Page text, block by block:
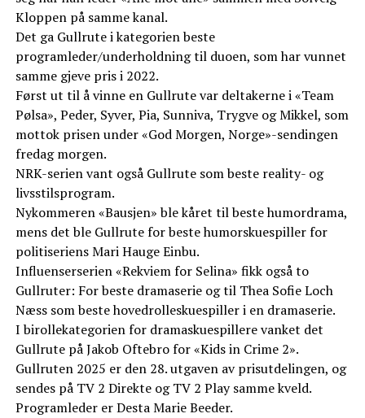
Kloppen på samme kanal.
Det ga Gullrute i kategorien beste
programleder/underholdning til duoen, som har vunnet
samme gjeve pris i 2022.
Først ut til å vinne en Gullrute var deltakerne i «Team
Pølsa», Peder, Syver, Pia, Sunniva, Trygve og Mikkel, som
mottok prisen under «God Morgen, Norge»-sendingen
fredag morgen.
NRK-serien vant også Gullrute som beste reality- og
livsstilsprogram.
Nykommeren «Bausjen» ble kåret til beste humordrama,
mens det ble Gullrute for beste humorskuespiller for
politiseriens Mari Hauge Einbu.
Influenserserien «Rekviem for Selina» fikk også to
Gullruter: For beste dramaserie og til Thea Sofie Loch
Næss som beste hovedrolleskuespiller i en dramaserie.
I birollekategorien for dramaskuespillere vanket det
Gullrute på Jakob Oftebro for «Kids in Crime 2».
Gullruten 2025 er den 28. utgaven av prisutdelingen, og
sendes på TV 2 Direkte og TV 2 Play samme kveld.
Programleder er Desta Marie Beeder.